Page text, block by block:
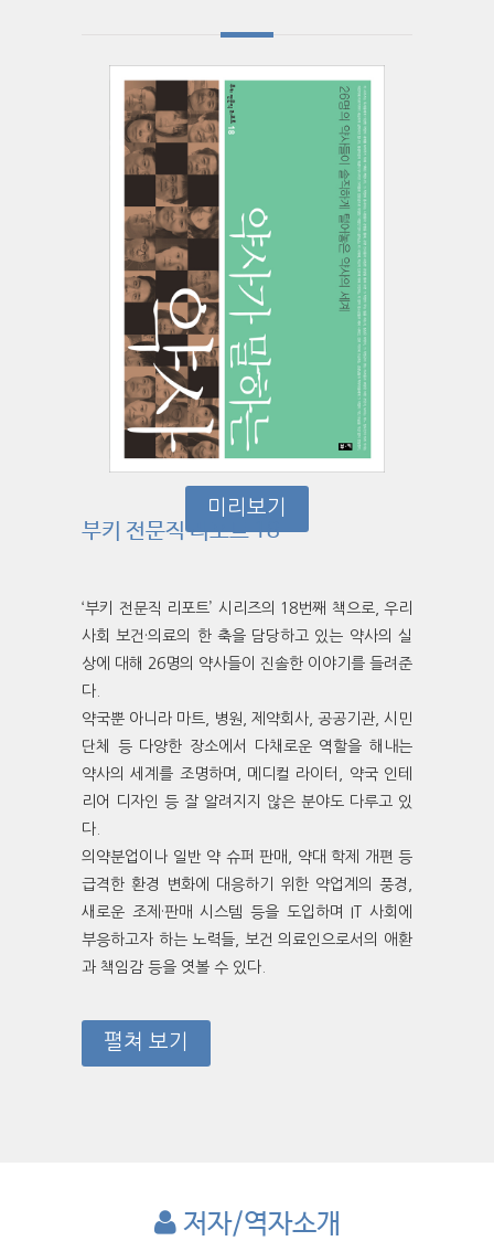
미리보기
부키 전문직 리포트 18
‘부키 전문직 리포트’ 시리즈의 18번째 책으로, 우리
사회 보건·의료의 한 축을 담당하고 있는 약사의 실
상에 대해 26명의 약사들이 진솔한 이야기를 들려준
다.
약국뿐 아니라 마트, 병원, 제약회사, 공공기관, 시민
단체 등 다양한 장소에서 다채로운 역할을 해내는
약사의 세계를 조명하며, 메디컬 라이터, 약국 인테
리어 디자인 등 잘 알려지지 않은 분야도 다루고 있
다.
의약분업이나 일반 약 슈퍼 판매, 약대 학제 개편 등
급격한 환경 변화에 대응하기 위한 약업계의 풍경,
새로운 조제·판매 시스템 등을 도입하며 IT 사회에
부응하고자 하는 노력들, 보건 의료인으로서의 애환
과 책임감 등을 엿볼 수 있다.
펼쳐 보기
저자/역자소개